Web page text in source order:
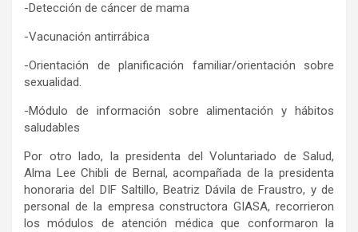
-Detección de cáncer de mama
-Vacunación antirrábica
-Orientación de planificación familiar/orientación sobre
sexualidad.
-Módulo de información sobre alimentación y hábitos
saludables
Por otro lado, la presidenta del Voluntariado de Salud,
Alma Lee Chibli de Bernal, acompañada de la presidenta
honoraria del DIF Saltillo, Beatriz Dávila de Fraustro, y de
personal de la empresa constructora GIASA, recorrieron
los módulos de atención médica que conformaron la